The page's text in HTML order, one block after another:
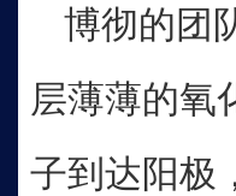
博彻的团
层薄薄的氧
子到达阳极